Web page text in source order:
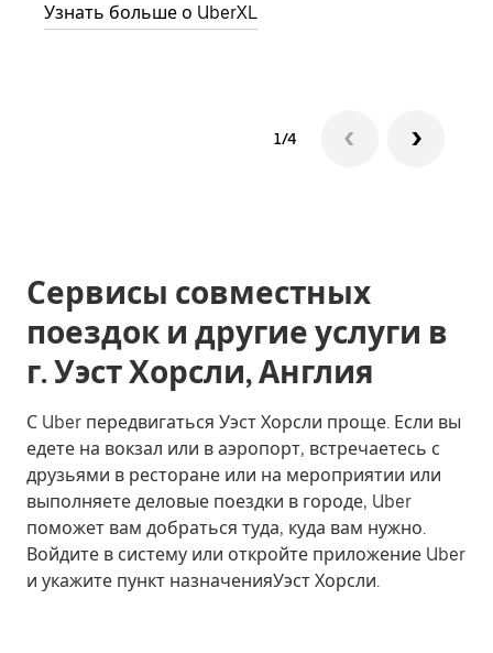
Узнать больше о UberXL
1/4
Сервисы совместных
поездок и другие услуги в
г. Уэст Хорсли, Англия
С Uber передвигаться Уэст Хорсли проще. Если вы
едете на вокзал или в аэропорт, встречаетесь с
друзьями в ресторане или на мероприятии или
выполняете деловые поездки в городе, Uber
поможет вам добраться туда, куда вам нужно.
Войдите в систему или откройте приложение Uber
и укажите пункт назначенияУэст Хорсли.